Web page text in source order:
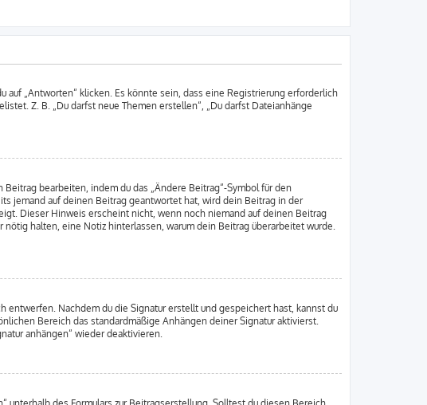
auf „Antworten“ klicken. Es könnte sein, dass eine Registrierung erforderlich
Z. B. „Du darfst neue Themen erstellen“, „Du darfst Dateianhänge
bearbeiten, indem du das „Ändere Beitrag“-Symbol für den
jemand auf deinen Beitrag geantwortet hat, wird dein Beitrag in der
Dieser Hinweis erscheint nicht, wenn noch niemand auf deinen Beitrag
halten, eine Notiz hinterlassen, warum dein Beitrag überarbeitet wurde.
entwerfen. Nachdem du die Signatur erstellt und gespeichert hast, kannst du
Bereich das standardmäßige Anhängen deiner Signatur aktivierst.
anhängen“ wieder deaktivieren.